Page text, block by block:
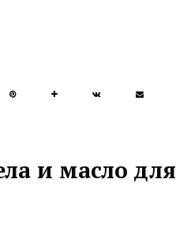
и масло для